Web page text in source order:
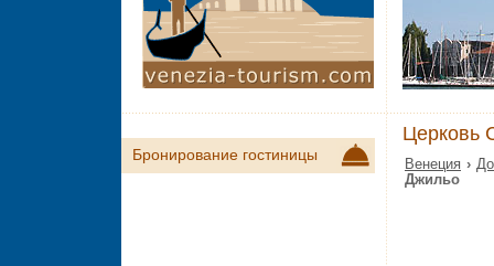
Церковь
Венеция ›
Джильо
Бронирование гостиницы